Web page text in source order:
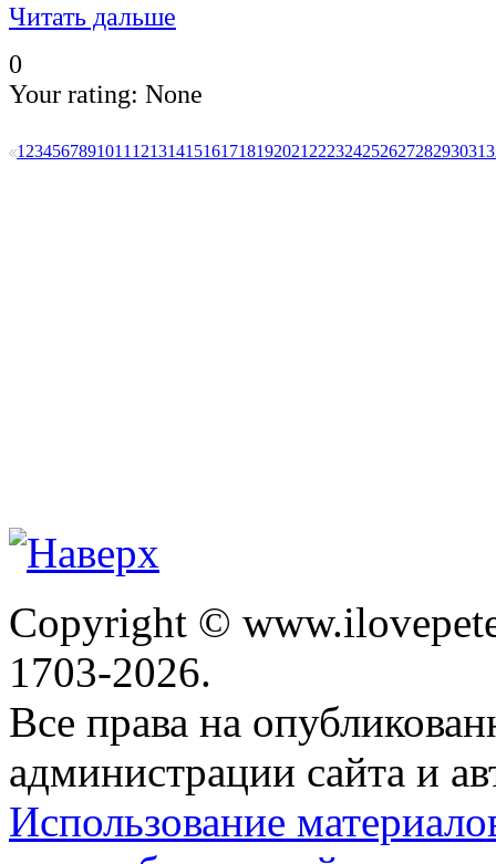
Читать дальше
0
Your rating: None
1 234567891011 12131415161718192021 22232425262728293031
Copyright ©
1703-2026.
Все права на
администрации сайта и
Использование